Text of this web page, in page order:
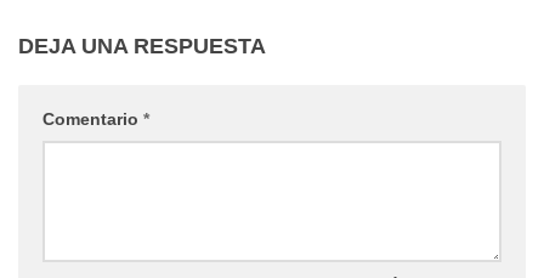
DEJA UNA RESPUESTA
Comentario *